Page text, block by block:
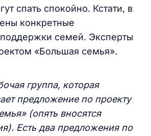
спать спокойно. Кстати, в
конкретные
семей. Эксперты
«Большая семья».
группа, которая
предложение по проекту
(опять вносятся
Есть два предложения по